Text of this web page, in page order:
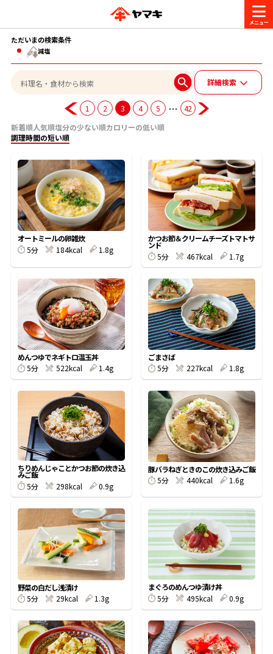
商品情報
ヤマキ『めんつゆ』 ヤマキ 割烹白だし
旨さ、別格。だし屋の鍋 韓福善シリーズ
サッと鍋®
楽チン屋® ストレートつゆ
レシピ
おいしいレシピを探す
おいしいレシピトップ
主食レシピ
主菜レシピ
汁物レシピ
時短レシピ
おいしいレシピを商品から探す
かつお節レシピ
めんつゆレシピ
割烹白だしレシピ
レシピ特設サイト
割烹白だしレシピ特集
だし巻き卵特集
かつおだしが決め手！簡単茶碗蒸し
かつお節・だしを楽しむ
かつお節・だしを知る
だしの取り方
かつお節の削り方
かつお節・だしをもっと知る
ヤマキ かつお節プラス®
かつお節・だしを楽しむ
だしコミュ
CM・キャンペーン
キャンペーン一覧
企業・採用情報
企業情報
- 百年対話
- ヤマキ かつお節プラス®
採用情報
- ジョブリターン制
お問い合わせ
ヤマキお客様相談室
オンラインショップ
コミュニティサイト
Global
ただいまの検索条件
減塩
詳細検索
1 2 3 4 5 …
42
新着順人気順塩分の少ない順カロリーの低い順
調理時間の短い順
オートミールの卵雑炊
5分
184kcal 1.8g
かつお節＆クリームチーズトマトサ
ンド
5分
467kcal 1.7g
めんつゆでネギトロ温玉丼
5分
522kcal 1.4g
ごまさば
5分
227kcal 1.8g
ちりめんじゃことかつお節の炊き込
みご飯
5分
298kcal 0.9g
豚バラねぎときのこの炊き込みご飯
5分
440kcal 1.6g
野菜の白だし浅漬け
5分
29kcal 1.3g
まぐろのめんつゆ漬け丼
5分
495kcal 0.9g